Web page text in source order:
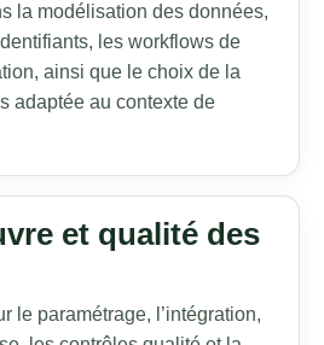
la modélisation des données,
les workflows de
ainsi que le choix de la
adaptée au contexte de
et qualité des
le paramétrage, l’intégration,